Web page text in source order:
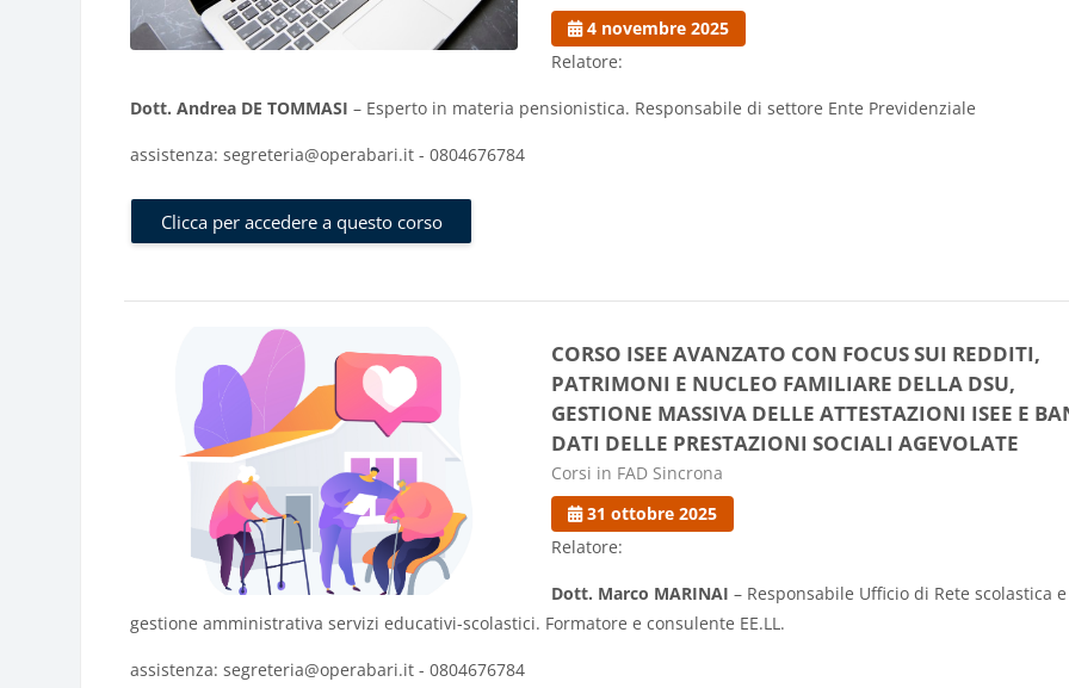
4 novembre 2025
Relatore:
Dott. Andrea DE TOMMASI – Esperto in materia pensionistica. Responsabile di settore Ente Previdenziale
assistenza: segreteria@operabari.it - 0804676784
Clicca per accedere a questo corso
CORSO ISEE AVANZATO CON FOCUS SUI REDDITI,
PATRIMONI E NUCLEO FAMILIARE DELLA DSU,
GESTIONE MASSIVA DELLE ATTESTAZIONI ISEE E
DATI DELLE PRESTAZIONI SOCIALI AGEVOLATE
Categoria di corsi
Corsi in FAD Sincrona
31 ottobre 2025
Relatore:
Dott. Marco MARINAI – Responsabile Ufficio di Rete scolastica e
gestione amministrativa servizi educativi-scolastici. Formatore e consulente EE.LL.
assistenza: segreteria@operabari.it - 0804676784